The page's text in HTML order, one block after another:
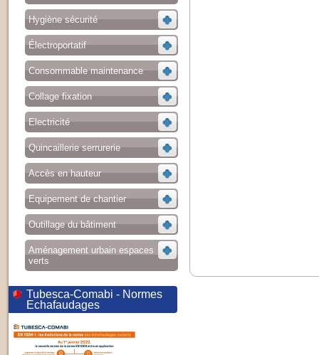
Hygiène sécurité
Électroportatif
Consommable maintenance
Collage fixation
Electricité
Quincaillerie serrurerie
Accès en hauteur
Equipement de chantier
Outillage du bâtiment
Aménagement urbain espaces
verts
Tubesca-Comabi - Normes
Echafaudages